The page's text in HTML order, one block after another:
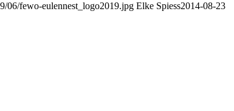
06/fewo-eulennest_logo2019.jpg Elke Spiess2014-08-23